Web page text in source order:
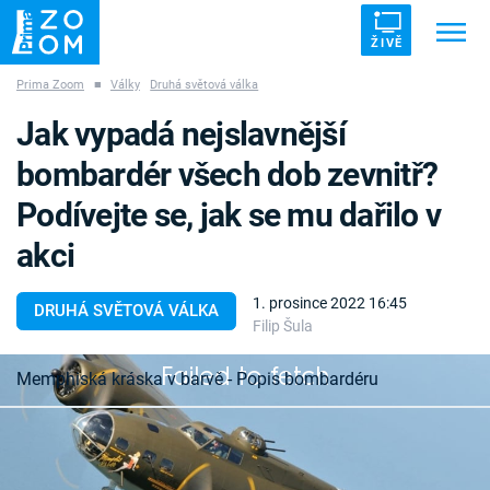
ŽIVĚ
ZÁHADY VETŘELCI DÁVNOVĚKU
Témata
Témata
Pořady
TV Program
Prima Zoom ■ Války Druhá světová válka
DRUHÁ SVĚTOVÁ VÁLKA
1. prosince 2022 16:45
Filip Šula
Jak vypadá nejslavnější
bombardér všech dob zevnitř?
Podívejte se, jak se mu dařilo v
akci
Failed to fetch
Memphiská kráska v barvě - Popis bombardéru
Jeden z nejslavnějších letounů druhé světové